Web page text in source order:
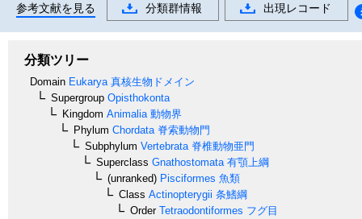
参考文献を見る 分類群情報 出現レコード
分類ツリー
Domain Eukarya 真核生物ドメイン
Supergroup Opisthokonta
Kingdom Animalia 動物界
Phylum Chordata 脊索動物門
Subphylum Vertebrata 脊椎動物亜門
Superclass Gnathostomata 有顎上綱
(unranked) Pisciformes 魚類
Class Actinopterygii 条鰭綱
OrderTetraodontiformes フグ目